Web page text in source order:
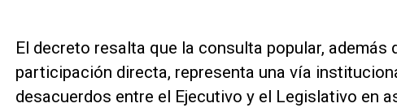
El decreto resalta que la consulta popular, además
participación directa, representa una vía
desacuerdos entre el Ejecutivo y el Legislativo en